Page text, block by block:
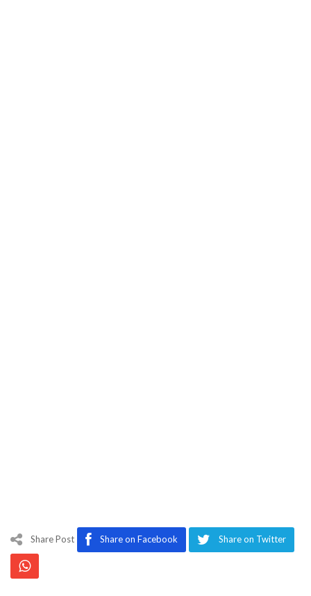
Share Post Share on Facebook Share on Twitter